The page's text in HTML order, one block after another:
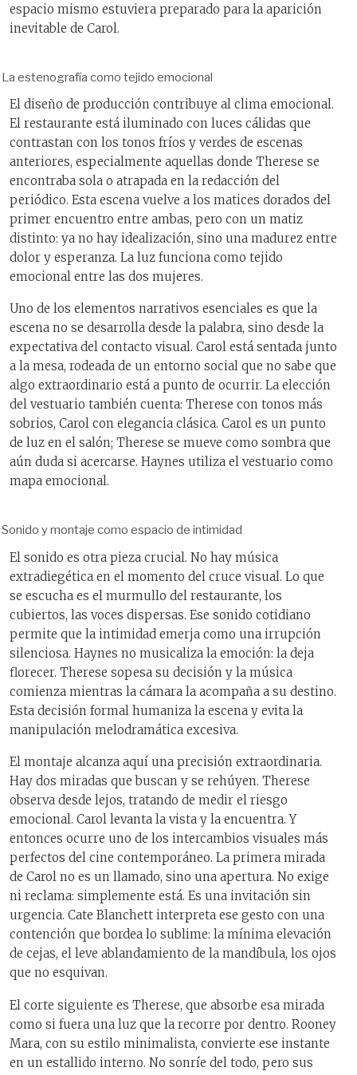
espacio mismo estuviera preparado para la aparición
inevitable de Carol.
La estenografía como tejido emocional
El diseño de producción contribuye al clima emocional.
El restaurante está iluminado con luces cálidas que
contrastan con los tonos fríos y verdes de escenas
anteriores, especialmente aquellas donde Therese se
encontraba sola o atrapada en la redacción del
periódico. Esta escena vuelve a los matices dorados del
primer encuentro entre ambas, pero con un matiz
distinto: ya no hay idealización, sino una madurez entre
dolor y esperanza. La luz funciona como tejido
emocional entre las dos mujeres.
Uno de los elementos narrativos esenciales es que la
escena no se desarrolla desde la palabra, sino desde la
expectativa del contacto visual. Carol está sentada junto
a la mesa, rodeada de un entorno social que no sabe que
algo extraordinario está a punto de ocurrir. La elección
del vestuario también cuenta: Therese con tonos más
sobrios, Carol con elegancia clásica. Carol es un punto
de luz en el salón; Therese se mueve como sombra que
aún duda si acercarse. Haynes utiliza el vestuario como
mapa emocional.
Sonido y montaje como espacio de intimidad
El sonido es otra pieza crucial. No hay música
extradiegética en el momento del cruce visual. Lo que
se escucha es el murmullo del restaurante, los
cubiertos, las voces dispersas. Ese sonido cotidiano
permite que la intimidad emerja como una irrupción
silenciosa. Haynes no musicaliza la emoción: la deja
florecer. Therese sopesa su decisión y la música
comienza mientras la cámara la acompaña a su destino.
Esta decisión formal humaniza la escena y evita la
manipulación melodramática excesiva.
El montaje alcanza aquí una precisión extraordinaria.
Hay dos miradas que buscan y se rehúyen. Therese
observa desde lejos, tratando de medir el riesgo
emocional. Carol levanta la vista y la encuentra. Y
entonces ocurre uno de los intercambios visuales más
perfectos del cine contemporáneo. La primera mirada
de Carol no es un llamado, sino una apertura. No exige
ni reclama: simplemente está. Es una invitación sin
urgencia. Cate Blanchett interpreta ese gesto con una
contención que bordea lo sublime: la mínima elevación
de cejas, el leve ablandamiento de la mandíbula, los ojos
que no esquivan.
El corte siguiente es Therese, que absorbe esa mirada
como si fuera una luz que la recorre por dentro. Rooney
Mara, con su estilo minimalista, convierte ese instante
en un estallido interno. No sonríe del todo, pero sus